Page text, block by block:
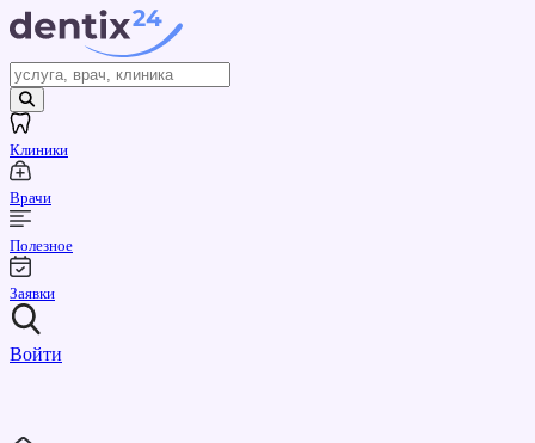
Клиники
Врачи
Полезное
Заявки
Войти